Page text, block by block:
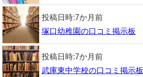
投稿日時:7か月前
塚口幼稚園の口コミ掲示板
投稿日時:7か月前
武庫東中学校の口コミ掲示板